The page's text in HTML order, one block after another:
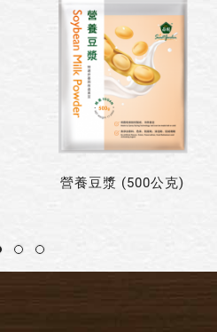
營養豆漿 (500公克)